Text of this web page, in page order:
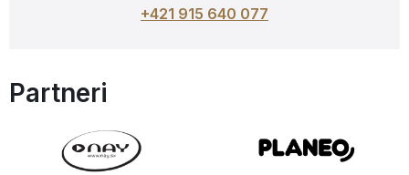
+421 915 640 077
Partneri